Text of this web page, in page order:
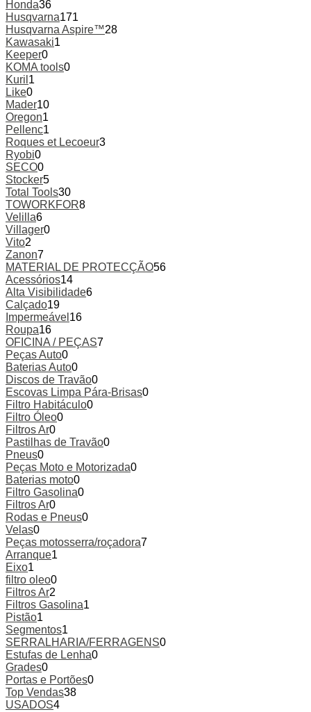
Honda36
Husqvarna171
Husqvarna Aspire™28
Kawasaki1
Keeper0
KOMA tools0
Kuril 1
Like0
Mader10
Oregon1
Pellenc1
Roques et Lecoeur3
Ryobi0
SECO0
Stocker5
Total Tools30
TOWORKFOR8
Velilla6
Villager0
Vito2
Zanon7
MATERIAL DE PROTECÇÃO56
Acessórios14
Alta Visibilidade6
Calçado19
Impermeável 16
Roupa16
OFICINA / PEÇAS7
Peças Auto0
Baterias Auto0
Discos de Travão0
Escovas Limpa Pára-Brisas0
Filtro Habitáculo0
Filtro Óleo0
Filtros Ar0
Pastilhas de Travão0
Pneus0
Peças Moto e Motorizada0
Baterias moto0
Filtro Gasolina0
Filtros Ar0
Rodas e Pneus0
Velas0
Peças motosserra/roçadora7
Arranque1
Eixo1
filtro oleo0
Filtros Ar2
Filtros Gasolina1
Pistão1
Segmentos1
SERRALHARIA/FERRAGENS0
Estufas de Lenha0
Grades0
Portas e Portões0
Top Vendas38
USADOS4